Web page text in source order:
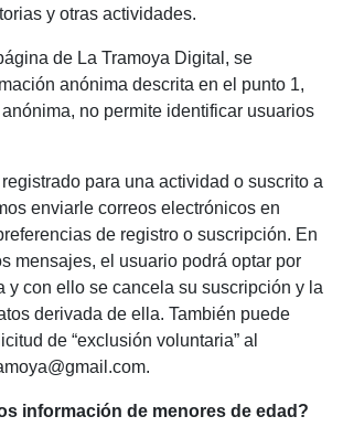
y otras actividades.
de La Tramoya Digital, se
anónima descrita en el punto 1,
no permite identificar usuarios
para una actividad o suscrito a
enviarle correos electrónicos en
de registro o suscripción. En
mensajes, el usuario podrá optar por
y con ello se cancela su suscripción y la
derivada de ella. También puede
de “exclusión voluntaria” al
información de menores de edad?